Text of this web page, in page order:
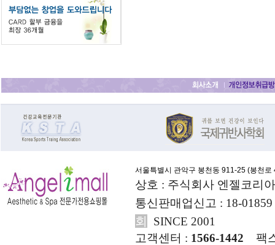
서울특별시 관악구 봉천동 911-25 (봉천로
상호 : 주식회사 엔젤코리
통신판매업신고 : 18-
회
SINCE 2001
고객센터 : 1566-1442
팩